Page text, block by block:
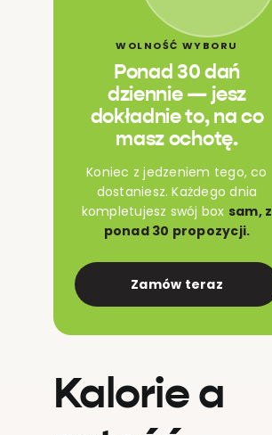
WOLNOŚĆ WYBORU
Ponad 30 dań
dziennie — jesz
dokładnie to, na co
masz ochotę.
Koniec z jedzeniem tego, co
dostaniesz. Każdego dnia
kompletujesz swój box sam, z
ponad 30 propozycji.
Zamów teraz
Kalorie a